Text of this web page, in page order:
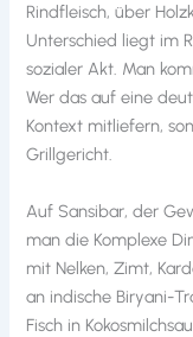
Rindfleisch, über
Unterschied liegt im
sozialer Akt. Man
Wer das auf eine
Kontext mitliefern,
Grillgericht.
Auf Sansibar, der
man die Komplexe
mit Nelken, Zimt,
an indische Biryani-
Fisch in